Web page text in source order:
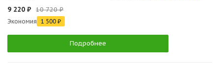
9 220 ₽ 10 720 ₽
Экономия 1 500 ₽
Подробнее